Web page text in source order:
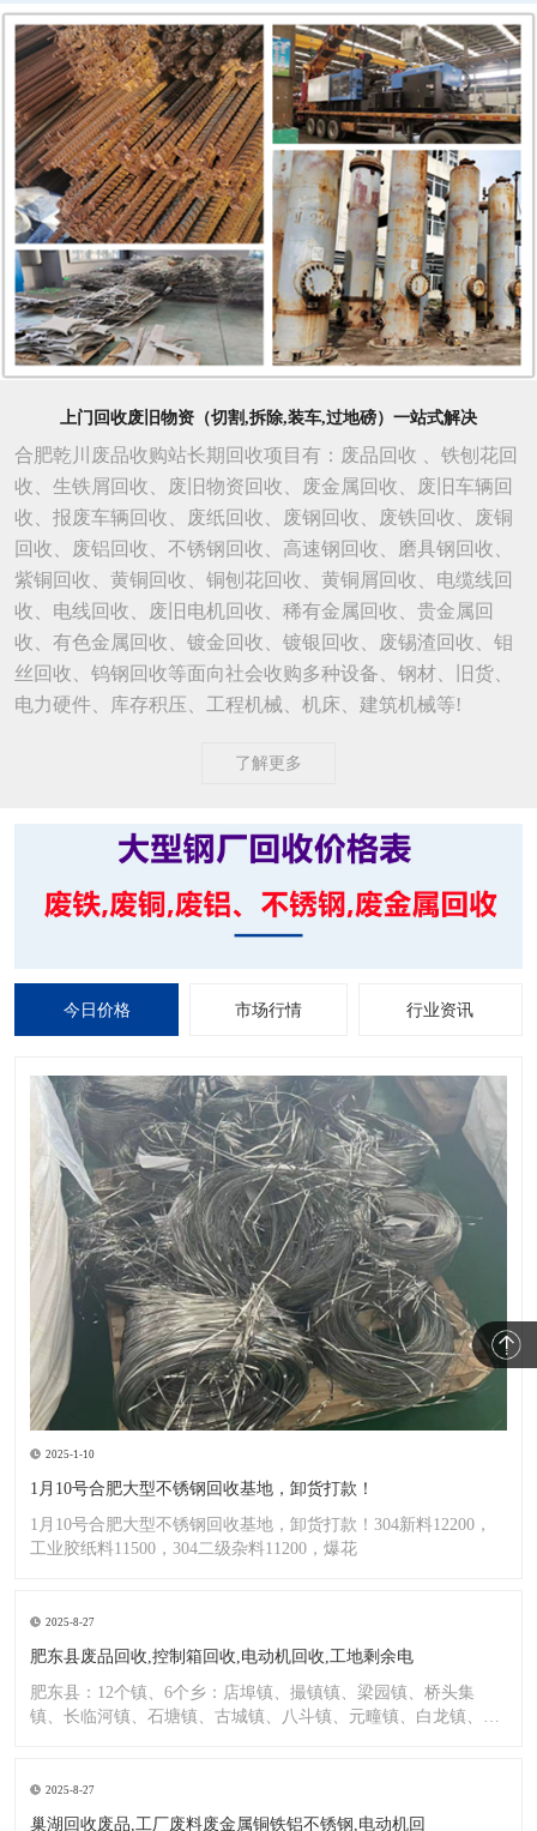
上门回收废旧物资（切割,拆除,装车,过地磅）一站式解决
合肥乾川废品收购站长期回收项目有：废品回收 、铁刨花回
收、生铁屑回收、废旧物资回收、废金属回收、废旧车辆回
收、报废车辆回收、废纸回收、废钢回收、废铁回收、废铜
回收、废铝回收、不锈钢回收、高速钢回收、磨具钢回收、
紫铜回收、黄铜回收、铜刨花回收、黄铜屑回收、电缆线回
收、电线回收、废旧电机回收、稀有金属回收、贵金属回
收、有色金属回收、镀金回收、镀银回收、废锡渣回收、钼
丝回收、钨钢回收等面向社会收购多种设备、钢材、旧货、
电力硬件、库存积压、工程机械、机床、建筑机械等!
了解更多
今日价格 市场行情 行业资讯
2025-1-10
1月10号合肥大型不锈钢回收基地，卸货打款！
1月10号合肥大型不锈钢回收基地，卸货打款！304新料12200，
工业胶纸料11500，304二级杂料11200，爆花
2025-8-27
肥东县废品回收,控制箱回收,电动机回收,工地剩余电
肥东县：12个镇、6个乡：店埠镇、撮镇镇、梁园镇、桥头集
镇、长临河镇、石塘镇、古城镇、八斗镇、元疃镇、白龙镇、包
2025-8-27
巢湖回收废品,工厂废料废金属铜铁铝不锈钢,电动机回